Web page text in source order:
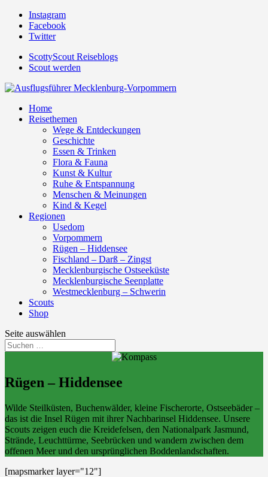
Instagram
Facebook
Twitter
ScottyScout Reiseblogs
Scout werden
Home
Reisethemen
Wege & Entdeckungen
Geschichte
Essen & Trinken
Flora & Fauna
Kunst & Kultur
Ruhe & Entspannung
Menschen & Meinungen
Kind & Kegel
Regionen
Usedom
Vorpommern
Rügen – Hiddensee
Fischland – Darß – Zingst
Mecklenburgische Ostseeküste
Mecklenburgische Seenplatte
Westmecklenburg – Schwerin
Scouts
Shop
Seite auswählen
Rügen – Hiddensee
Wilde Steilküsten, Buchenwälder, kleine Fischerorte, Ostseebäder –
das ist die Insel Rügen mit ihrer Nachbarinsel Hiddensee. Unsere
Scouts zeigen euch die Kreidefelsen, den Nationalpark Jasmund,
Strände, Leuchttürme, Seebrücken und wandern zwischen dem
offenen Meer und den ursprünglichen Boddenlandschaften.
[mapsmarker layer="12"]